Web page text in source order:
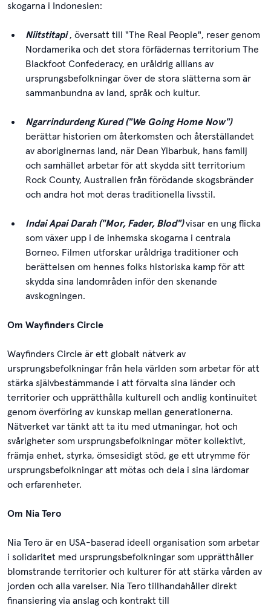
skogarna i Indonesien:
Niitstitapi, översatt till "The Real People", reser genom
Nordamerika och det stora förfädernas territorium The
Blackfoot Confederacy, en uråldrig allians av
ursprungsbefolkningar över de stora slätterna som är
sammanbundna av land, språk och kultur.
Ngarrindurdeng Kured ("We Going Home Now")
berättar historien om återkomsten och återställandet
av aboriginernas land, när Dean Yibarbuk, hans familj
och samhället arbetar för att skydda sitt territorium
Rock County, Australien från förödande skogsbränder
och andra hot mot deras traditionella livsstil.
Indai Apai Darah ("Mor, Fader, Blod")visar en ung flicka
som växer upp i de inhemska skogarna i centrala
Borneo. Filmen utforskar uråldriga traditioner och
berättelsen om hennes folks historiska kamp för att
skydda sina landområden inför den skenande
avskogningen.
Om Wayfinders Circle
Wayfinders Circle är ett globalt nätverk av
ursprungsbefolkningar från hela världen som arbetar för att
stärka självbestämmande i att förvalta sina länder och
territorier och upprätthålla kulturell och andlig kontinuitet
genom överföring av kunskap mellan generationerna.
Nätverket var tänkt att ta itu med utmaningar, hot och
svårigheter som ursprungsbefolkningar möter kollektivt,
främja enhet, styrka, ömsesidigt stöd, ge ett utrymme för
ursprungsbefolkningar att mötas och dela i sina lärdomar
och erfarenheter.
Om Nia Tero
Nia Tero är en USA-baserad ideell organisation som arbetar
i solidaritet med ursprungsbefolkningar som upprätthåller
blomstrande territorier och kulturer för att stärka vården av
jorden och alla varelser. Nia Tero tillhandahåller direkt
finansiering via anslag och kontrakt till